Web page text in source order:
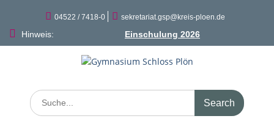
content
04522 / 7418-0 sekretariat.gsp@kreis-ploen.de
Hinweis: Einschulung 2026
Search
for: